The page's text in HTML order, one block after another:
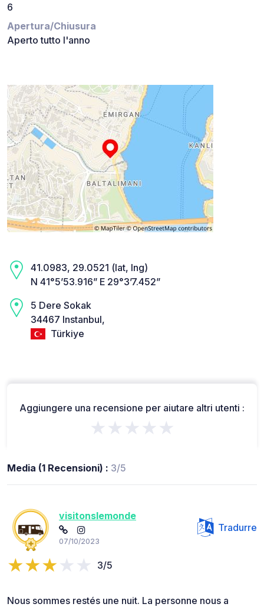
6
Apertura/Chiusura
Aperto tutto l'anno
41.0983, 29.0521 (lat, lng)
N 41°5’53.916” E 29°3’7.452”
5 Dere Sokak
34467 Instanbul,
Türkiye
Aggiungere una recensione per aiutare altri utenti :
★★★★★
Media (1 Recensioni) : 3/5
visitonslemonde
07/10/2023
Tradurre
3/5
Nous sommes restés une nuit. La personne nous a